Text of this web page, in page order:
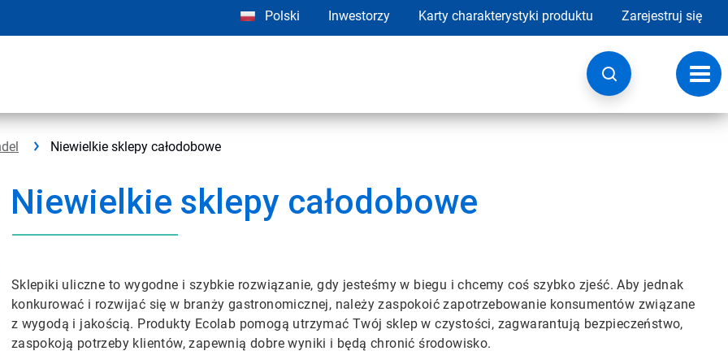
Polski Inwestorzy Karty charakterystyki produktu Zarejestruj się
Niewielkie sklepy całodobowe
Niewielkie sklepy całodobowe
Sklepiki uliczne to wygodne i szybkie rozwiązanie, gdy jesteśmy w biegu i chcemy coś szybko zjeść. Aby jednak
konkurować i rozwijać się w branży gastronomicznej, należy zaspokoić zapotrzebowanie konsumentów związane
z wygodą i jakością. Produkty Ecolab pomogą utrzymać Twój sklep w czystości, zagwarantują bezpieczeństwo,
zaspokoją potrzeby klientów, zapewnią dobre wyniki i będą chronić środowisko.